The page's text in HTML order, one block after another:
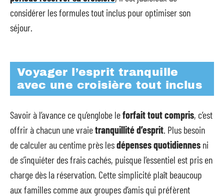
considérer les formules tout inclus pour optimiser son
séjour.
Voyager l’esprit tranquille
avec une croisière tout inclus
Savoir à l’avance ce qu’englobe leforfait tout compris, c’est
offrir à chacun une vraietranquillité d’esprit . Plus besoin
de calculer au centime près lesdépenses quotidiennes ni
de s’inquiéter des frais cachés, puisque l’essentiel est pris en
charge dès la réservation. Cette simplicité plaît beaucoup
aux familles comme aux groupes d’amis qui préfèrent